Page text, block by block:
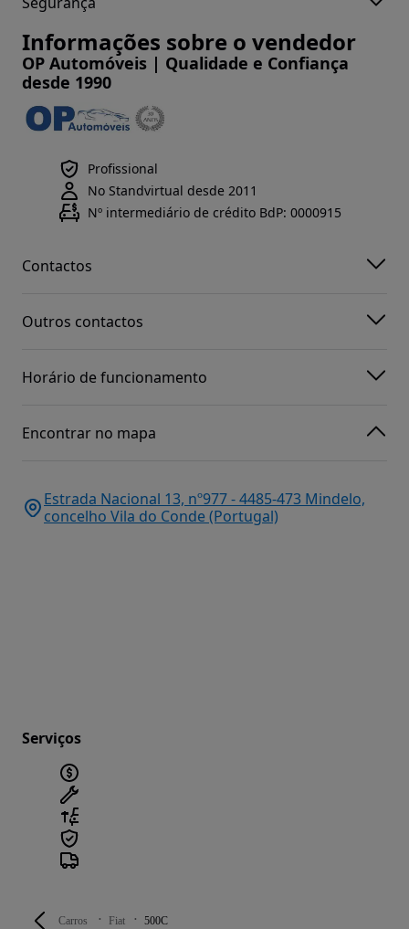
Carros Fiat 500C
Informações sobre o vendedor
OP Automóveis | Qualidade e Confiança
desde 1990
Profissional
No Standvirtual desde 2011
Nº intermediário de crédito BdP: 0000915
Contactos
Outros contactos
Horário de funcionamento
Encontrar no mapa
Estrada Nacional 13, nº977 - 4485-473 Mindelo,
concelho Vila do Conde (Portugal)
Serviços